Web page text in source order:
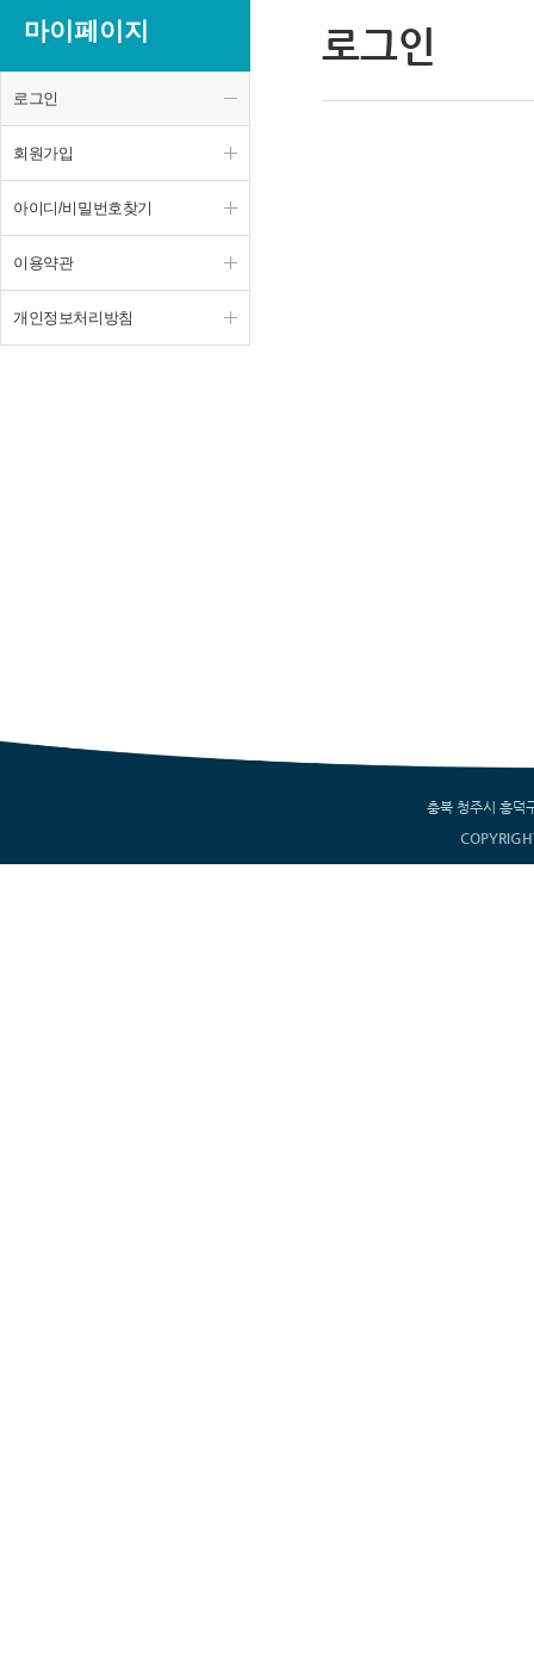
마이페이지
로그인
회원가입
아이디/비밀번호찾기
이용약관
개인정보처리방침
로그인
충북 청주시 흥